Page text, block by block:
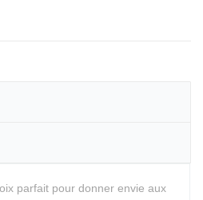
parfait pour donner envie aux